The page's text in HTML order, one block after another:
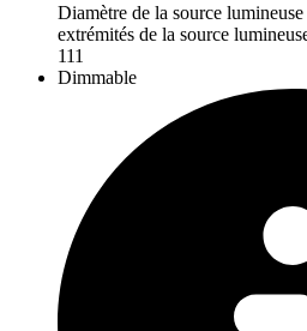
Diamètre de la source
extrémités de la source
111
Dimmable